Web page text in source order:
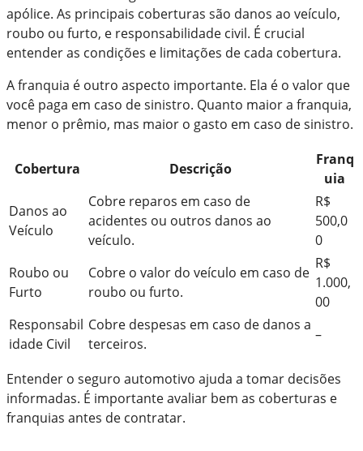
apólice. As principais coberturas são danos ao veículo,
roubo ou furto, e responsabilidade civil. É crucial
entender as condições e limitações de cada cobertura.
A franquia é outro aspecto importante. Ela é o valor que
você paga em caso de sinistro. Quanto maior a franquia,
menor o prêmio, mas maior o gasto em caso de sinistro.
Cobertura Descrição
Franq
uia
Danos ao
Veículo
Cobre reparos em caso de
acidentes ou outros danos ao
veículo.
R$
500,0
0
Roubo ou
Furto
Cobre o valor do veículo em caso de
roubo ou furto.
R$
1.000,
00
Responsabil
idade Civil
Cobre despesas em caso de danos a
terceiros.
–
Entender o seguro automotivo ajuda a tomar decisões
informadas. É importante avaliar bem as coberturas e
franquias antes de contratar.